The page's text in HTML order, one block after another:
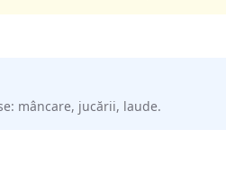
mâncare, jucării, laude.